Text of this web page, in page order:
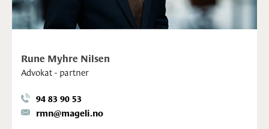
Rune Myhre Nilsen
Advokat - partner
94 83 90 53
rmn@mageli.no